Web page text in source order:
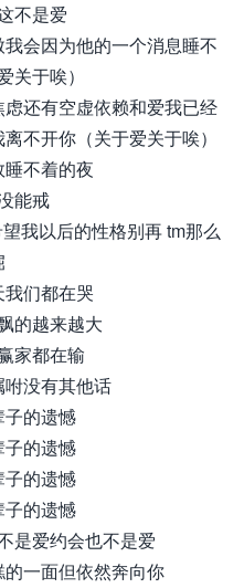
不是爱
会因为他的一个消息睡不
关于唉）
还有空虚依赖和爱我已经
不开你（关于爱关于唉）
不着的夜
能戒
我以后的性格别再 tm那么
们都在哭
的越来越大
家都在输
没有其他话
的遗憾
的遗憾
的遗憾
的遗憾
是爱约会也不是爱
一面但依然奔向你